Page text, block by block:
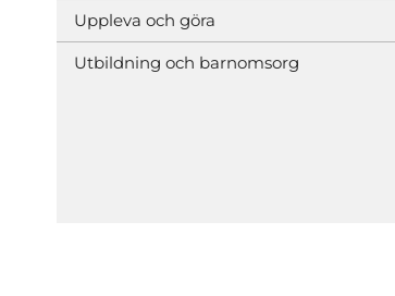
Uppleva och göra
Utbildning och barnomsorg